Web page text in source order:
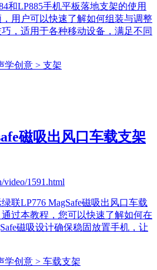
和LP885手机平板落地支架的使用
用户可以快速了解如何组装与调整
，适用于各种移动设备，满足不同
学创意 > 支架
磁吸出风口车载支架
1591.html
联LP776 MagSafe磁吸出风口车载
过本教程，您可以快速了解如何在
磁吸设计确保稳固放置手机，让
学创意 > 车载支架